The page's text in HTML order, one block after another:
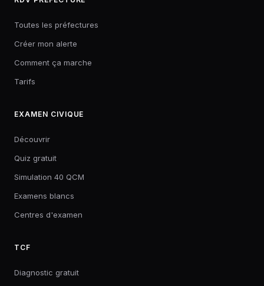
Toutes les préfectures
Créer mon alerte
Comment ça marche
Tarifs
EXAMEN CIVIQUE
Découvrir
Quiz gratuit
Simulation 40 QCM
Examens blancs
Centres d'examen
TCF
Diagnostic gratuit